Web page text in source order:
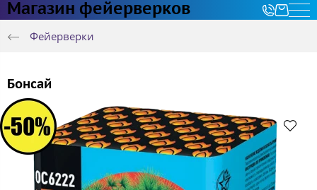
Магазин фейерверков
Фейерверки
Бонсай